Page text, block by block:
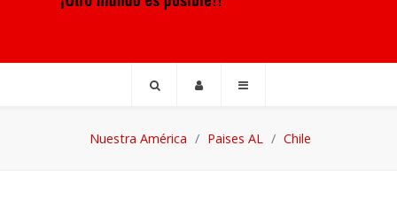
Nuestra América Paises AL Chile